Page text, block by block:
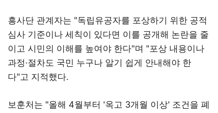
흥사단 관계자는 "독립유공자를 포상하기 위한 공적
심사 기준이나 세칙이 있다면 이를 공개해 논란을 줄
이고 시민의 이해를 높여야 한다"며 "포상 내용이나
과정·절차도 국민 누구나 알기 쉽게 안내해야 한
다"고 지적했다.
보훈처는 "올해 4월부터 '옥고 3개월 이상' 조건을 폐